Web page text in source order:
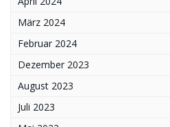
März 2024
Februar 2024
Dezember 2023
August 2023
Juli 2023